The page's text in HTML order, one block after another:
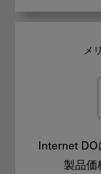
メ
Internet
製品価